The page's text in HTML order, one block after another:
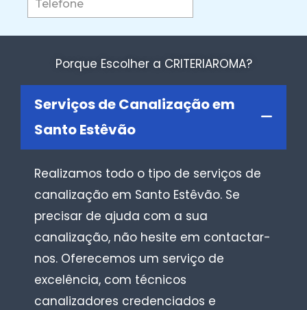
Porque Escolher a CRITERIAROMA?
Serviços de Canalização em
Santo Estêvão
Realizamos todo o tipo de serviços de
canalização em Santo Estêvão. Se
precisar de ajuda com a sua
canalização, não hesite em contactar-
nos. Oferecemos um serviço de
excelência, com técnicos
canalizadores credenciados e